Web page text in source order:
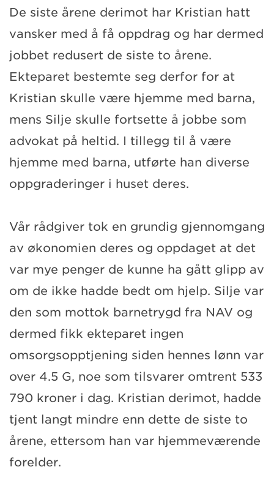
De siste årene derimot har Kristian hatt
vansker med å få oppdrag og har dermed
jobbet redusert de siste to årene.
Ekteparet bestemte seg derfor for at
Kristian skulle være hjemme med barna,
mens Silje skulle fortsette å jobbe som
advokat på heltid. I tillegg til å være
hjemme med barna, utførte han diverse
oppgraderinger i huset deres.
Vår rådgiver tok en grundig gjennomgang
av økonomien deres og oppdaget at det
var mye penger de kunne ha gått glipp av
om de ikke hadde bedt om hjelp. Silje var
den som mottok barnetrygd fra NAV og
dermed fikk ekteparet ingen
omsorgsopptjening siden hennes lønn var
over 4.5 G, noe som tilsvarer omtrent 533
790 kroner i dag. Kristian derimot, hadde
tjent langt mindre enn dette de siste to
årene, ettersom han var hjemmeværende
forelder.